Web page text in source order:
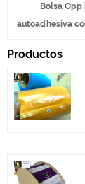
Bolsa Opp
autoadhesiva
Productos